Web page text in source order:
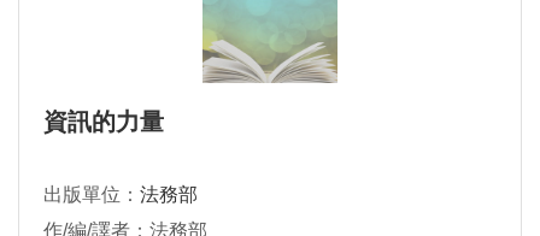
資訊的力量
出版單位： 法務部
作/編/譯者：法務部